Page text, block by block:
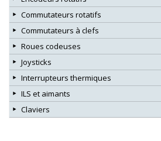
Commutateurs rotatifs
Commutateurs à clefs
Roues codeuses
Joysticks
Interrupteurs thermiques
ILS et aimants
Claviers